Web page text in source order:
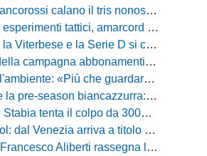
il gran caldo: il racconto de L'Arena
amarcord e lo sguardo al Rimini
D si contendono l'esterno ex Fiorentina
circa 400 tessere rinnovate in prelazione
mi interessa vedere la mia squadra migliorare giorno dopo giorno»
info e dove vedere il match
tenta il colpo da 300mila euro
a titolo definitivo Bjarki Bjarkason
rassegna le dimissioni da tutte le cariche